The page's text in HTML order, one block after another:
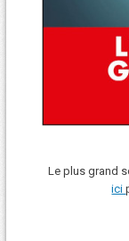
Le plus grand
ici